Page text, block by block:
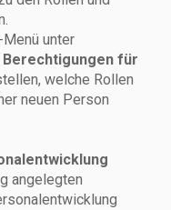
unter
für
welche Rollen
neuen Person
angelegten